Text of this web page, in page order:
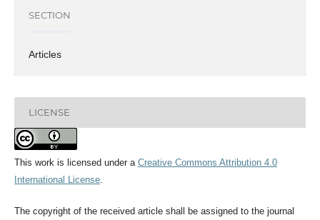
SECTION
Articles
LICENSE
This work is licensed under a Creative Commons Attribution 4.0
International License.
The copyright of the received article shall be assigned to the journal